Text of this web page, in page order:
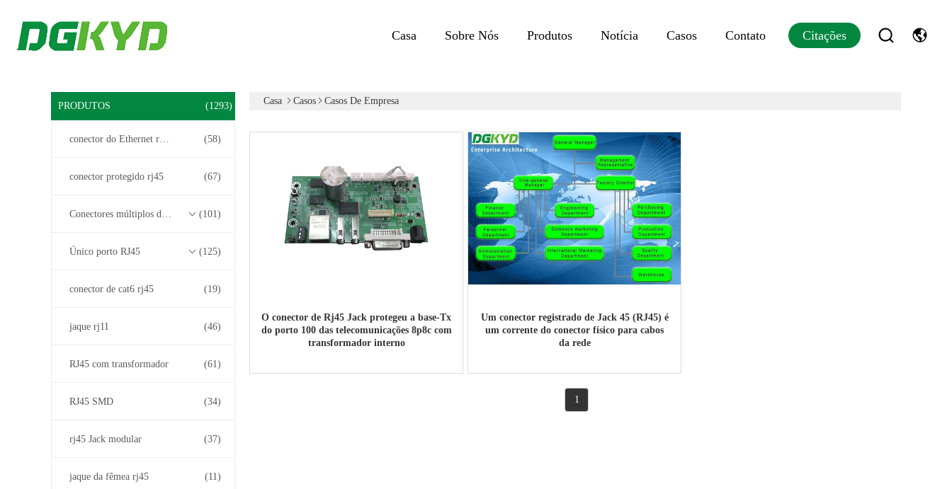
Casa Sobre Nós Produtos Notícia Casos Contato Citações
PRODUTOS (1293)
conector do Ethernet rj45 (58)
conector protegido rj45 (67)
Conectores múltiplos do porto RJ45 (101)
Único porto RJ45 (125)
conector de cat6 rj45 (19)
jaque rj11 (46)
RJ45 com transformador (61)
RJ45 SMD (34)
rj45 Jack modular (37)
jaque da fêmea rj45 (11)
Casa Casos Casos De Empresa
O conector de Rj45 Jack protegeu a base-Tx
do porto 100 das telecomunicações 8p8c com
transformador interno
Um conector registrado de Jack 45 (RJ45) é
um corrente do conector físico para cabos
da rede
1